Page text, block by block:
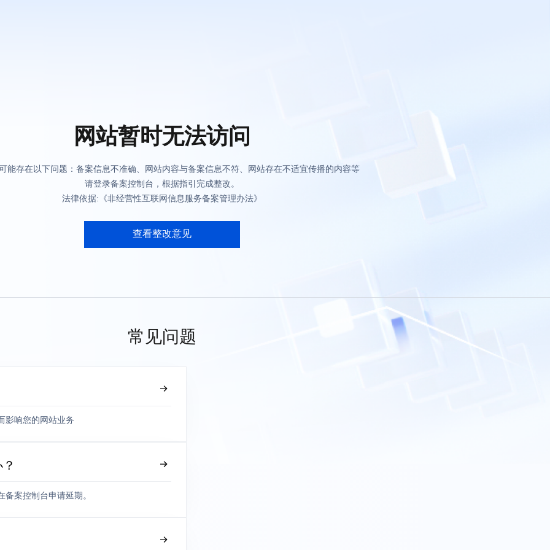
网站暂时无法访问
能存在以下问题：备案信息不准确、网站内容与备案信息不符、网站存在不适宜传播的内容等
请登录备案控制台，根据指引完成整改。
法律依据:《非经营性互联网信息服务备案管理办法》
查看整改意见
常见问题
影响您的网站业务
案控制台申请延期。